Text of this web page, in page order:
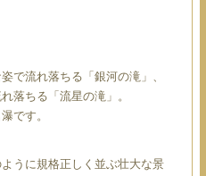
で流れ落ちる「銀河の滝」、
落ちる「流星の滝」。
です。
うに規格正しく並ぶ壮⼤な景